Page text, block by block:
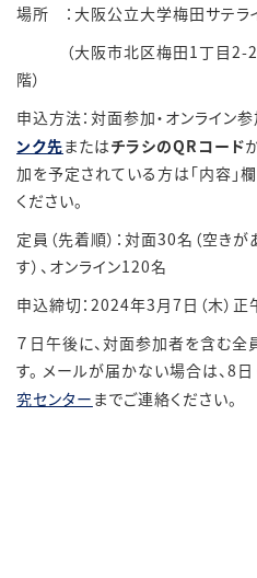
場所 ：大阪公立大学梅田サテラ
（大阪市北区梅田1丁目2-
階）
申込方法：対面参加・オンライン
ンク先またはチラシのQRコード
加を予定されている方は「内容」
ください。
定員（先着順）：対面30名（空き
す）、オンライン120名
申込締切：2024年3月7日（木）正
７日午後に、対面参加者を含む全
す。 メールが届かない場合は、8日
究センター までご連絡ください。